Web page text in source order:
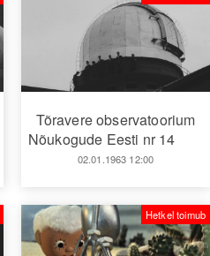
Tõravere observatoorium
Nõukogude Eesti nr 14
02.01.1963 12:00
Hetkel toimub